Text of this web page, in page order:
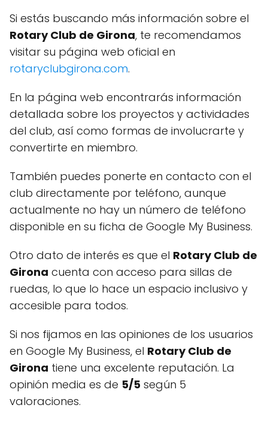
Si estás buscando más información sobre el
Rotary Club de Girona, te recomendamos
visitar su página web oficial en
rotaryclubgirona.com.
En la página web encontrarás información
detallada sobre los proyectos y actividades
del club, así como formas de involucrarte y
convertirte en miembro.
También puedes ponerte en contacto con el
club directamente por teléfono, aunque
actualmente no hay un número de teléfono
disponible en su ficha de Google My Business.
Otro dato de interés es que el Rotary Club de
Girona cuenta con acceso para sillas de
ruedas, lo que lo hace un espacio inclusivo y
accesible para todos.
Si nos fijamos en las opiniones de los usuarios
en Google My Business, el Rotary Club de
Girona tiene una excelente reputación. La
opinión media es de 5/5 según 5
valoraciones.